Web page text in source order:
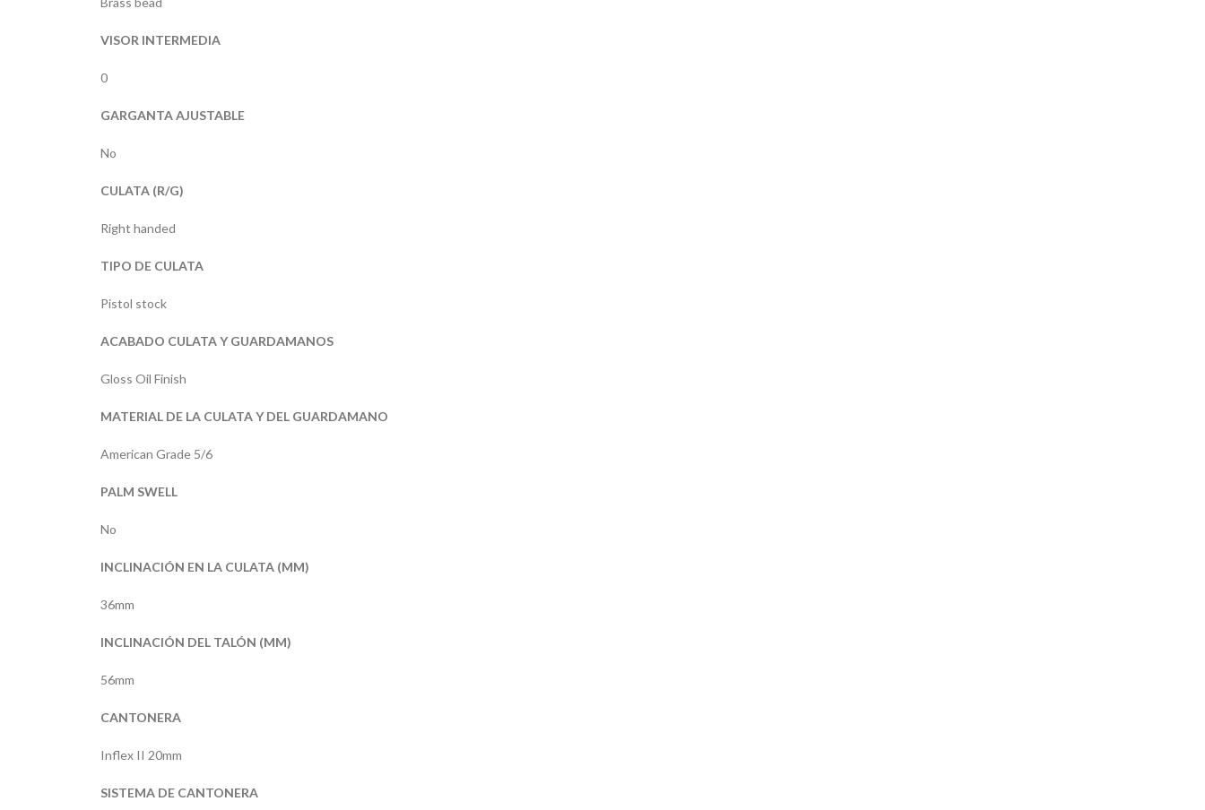
VISOR INTERMEDIA
0
GARGANTA AJUSTABLE
No
CULATA (R/G)
Right handed
TIPO DE CULATA
Pistol stock
ACABADO CULATA Y GUARDAMANOS
Gloss Oil Finish
MATERIAL DE LA CULATA Y DEL GUARDAMANO
American Grade 5/6
PALM SWELL
No
INCLINACIÓN EN LA CULATA (MM)
36mm
INCLINACIÓN DEL TALÓN (MM)
56mm
CANTONERA
Inflex II 20mm
SISTEMA DE CANTONERA